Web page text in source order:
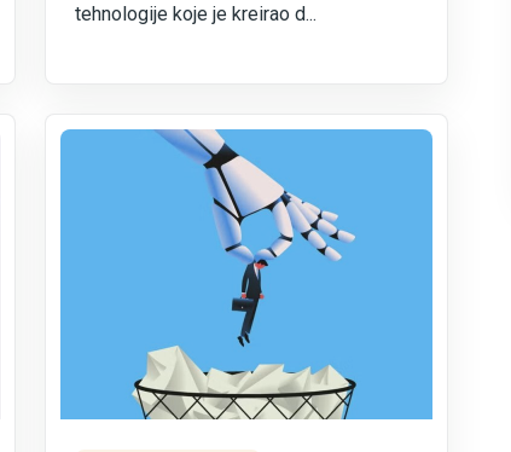
tehnologije koje je kreirao d...